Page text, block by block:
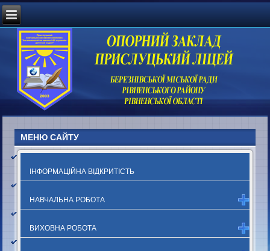
МЕНЮ САЙТУ
ІНФОРМАЦІЙНА ВІДКРИТІСТЬ
НАВЧАЛЬНА РОБОТА
ВИХОВНА РОБОТА